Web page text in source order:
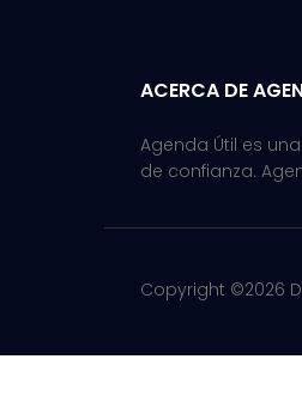
ACERCA DE
Agenda Útil es
de confianza.
Copyright ©2026